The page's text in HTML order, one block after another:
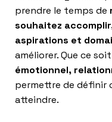
prendre le temps de
souhaitez
aspirations et
améliorer. Que ce
émotionnel,
permettre de définir
atteindre.